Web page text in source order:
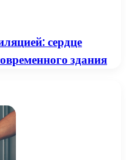
сердце
здания